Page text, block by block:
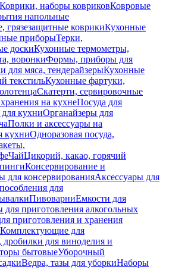
Коврики, наборы ковриковКовровые
напольные
грязезащитные коврикиКухонные
приборыТерки,
доскиКухонные термометры,
воронкиФормы, приборы для
для мяса, тендерайзерыКухонные
текстильКухонные фартуки,
Скатерти, сервировочные
на кухнеПосуда для
кухниОрганайзеры для
Полки и аксессуары на
кухниОдноразовая посуда,
ЧайЦикорий, какао, горячий
Консервирование и
для консервированияАксессуары для
для
ПивоварниЕмкости для
приготовления алкогольных
приготовления и хранения
Комплектующие для
для виноделия и
бытовыеУборочный
Ведра, тазы для уборкиНаборы